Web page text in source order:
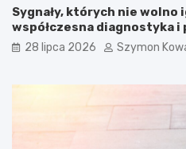
Sygnały, których nie wolno
współczesna diagnostyka
proktologii?
28 lipca 2026 Szymon